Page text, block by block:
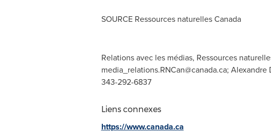
SOURCE Ressources naturellesCanada
Relations avec les médias, Ressources
media_relations.RNCan@canada.ca; Alexandre
343-292-6837
Liens connexes
https://www.canada.ca